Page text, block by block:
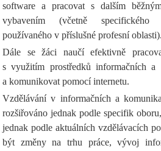
software a pracovat s dalším
vybavením (včetně specifického
používaného v příslušné profesní oblasti).
Dále se žáci naučí efektivně
s využitím prostředků informačních a
a komunikovat pomocí internetu.
Vzdělávání v informačních a
rozšiřováno jednak podle specifik
jednak podle aktuálních vzdělávacích
být změny na trhu práce, vývoj